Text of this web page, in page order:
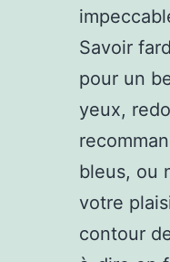
Savoir
pour un
yeux,
bleus, ou
votre
contour